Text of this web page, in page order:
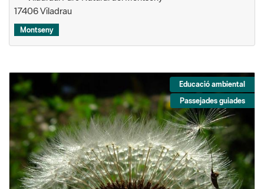
17406 Viladrau
Montseny
Educació ambiental
Passejades guiades